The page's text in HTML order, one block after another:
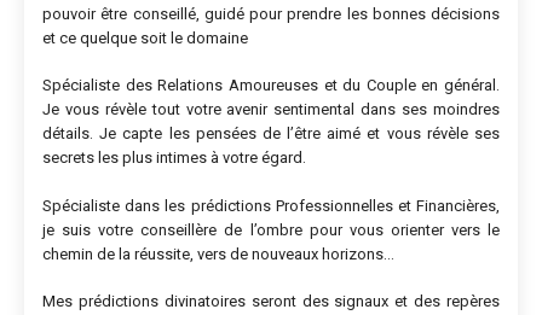
pouvoir être conseillé, guidé pour prendre les bonnes décisions
et ce quelque soit le domaine
Spécialiste des Relations Amoureuses et du Couple en général.
Je vous révèle tout votre avenir sentimental dans ses moindres
détails. Je capte les pensées de l’être aimé et vous révèle ses
secrets les plus intimes à votre égard.
Spécialiste dans les prédictions Professionnelles et Financières,
je suis votre conseillère de l’ombre pour vous orienter vers le
chemin de la réussite, vers de nouveaux horizons…
Mes prédictions divinatoires seront des signaux et des repères